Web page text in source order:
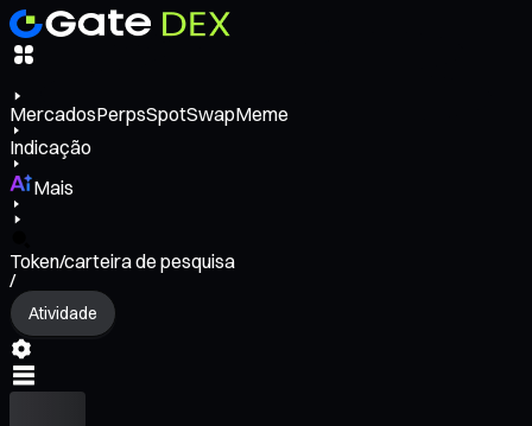
MercadosPerpsSpotSwapMeme
Indicação
Mais
Token/carteira de pesquisa
/
Atividade